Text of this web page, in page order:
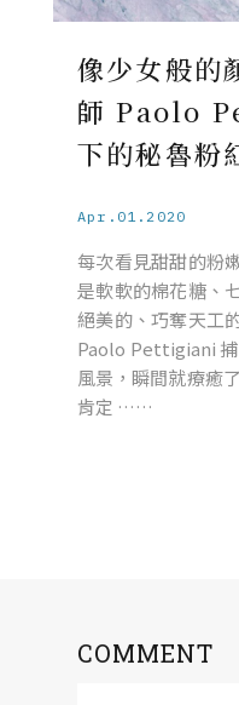
像少女般的
師 Paolo
下的秘魯粉
Apr.01.2020
每次看見甜甜的粉
是軟軟的棉花糖、
絕美的、巧奪天工
Paolo Pettigiani
風景，瞬間就療癒
肯定 ……
COMMENT